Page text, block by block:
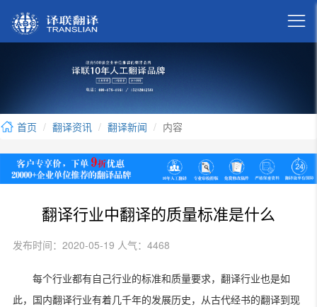

首页 翻译资讯 翻译新闻 内容
翻译行业中翻译的质量标准是什么
发布时间：2020-05-19 人气：4468
每个行业都有自己行业的标准和质量要求，翻译行业也是如
此，国内翻译行业有着几千年的发展历史，从古代经书的翻译到现